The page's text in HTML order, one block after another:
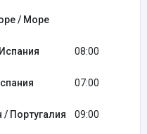
/ Море
08:00
07:00
/ Португалия 09:00